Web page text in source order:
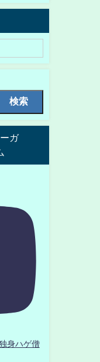
検索
ガ
身ハゲ僧